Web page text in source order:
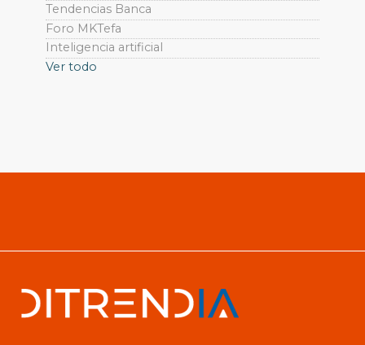
Tendencias Banca
Foro MKTefa
Inteligencia artificial
Ver todo